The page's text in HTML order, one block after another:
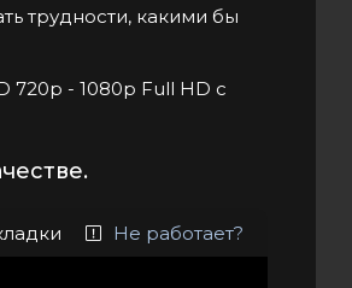
трудности, какими бы
720p - 1080p Full HD с
Не работает?